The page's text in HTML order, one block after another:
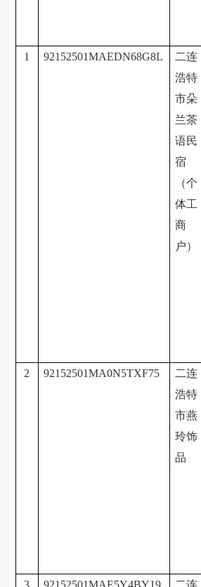
1 92152501MAEDN68G8L
二连
浩特
市朵
兰茶
语民
宿
（个
体工
商
户）
2 92152501MA0N5TXF75
二连
浩特
市燕
玲饰
品